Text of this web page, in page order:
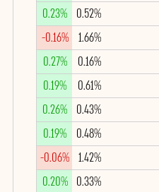
0.52%
0.23%
1.66%
-0.16%
0.16%
0.27%
0.61%
0.19%
0.43%
0.26%
0.48%
0.19%
1.42%
-0.06%
0.33%
0.20%